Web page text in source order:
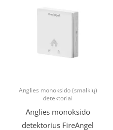
Anglies monoksido (smalkių)
detektoriai
Anglies monoksido
detektorius FireAngel